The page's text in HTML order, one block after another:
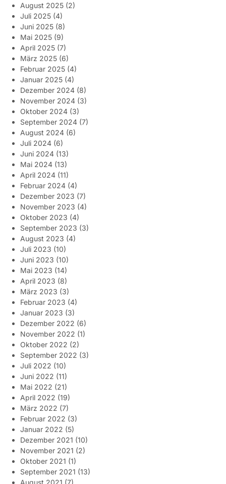
August 2025 (2)
Juli 2025 (4)
Juni 2025 (8)
Mai 2025 (9)
April 2025 (7)
März 2025 (6)
Februar 2025 (4)
Januar 2025 (4)
Dezember 2024 (8)
November 2024 (3)
Oktober 2024 (3)
September 2024 (7)
August 2024 (6)
Juli 2024 (6)
Juni 2024 (13)
Mai 2024 (13)
April 2024 (11)
Februar 2024 (4)
Dezember 2023 (7)
November 2023 (4)
Oktober 2023 (4)
September 2023 (3)
August 2023 (4)
Juli 2023 (10)
Juni 2023 (10)
Mai 2023 (14)
April 2023 (8)
März 2023 (3)
Februar 2023 (4)
Januar 2023 (3)
Dezember 2022 (6)
November 2022 (1)
Oktober 2022 (2)
September 2022 (3)
Juli 2022 (10)
Juni 2022 (11)
Mai 2022 (21)
April 2022 (19)
März 2022 (7)
Februar 2022 (3)
Januar 2022 (5)
Dezember 2021 (10)
November 2021 (2)
Oktober 2021 (1)
September 2021 (13)
August 2021 (7)